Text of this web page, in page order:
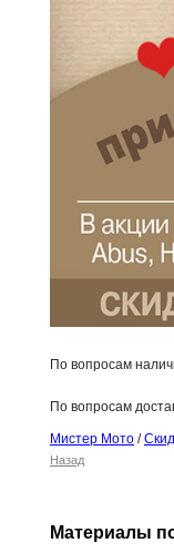
По вопросам
По вопросам
Мистер Мото /
Назад
Материалы